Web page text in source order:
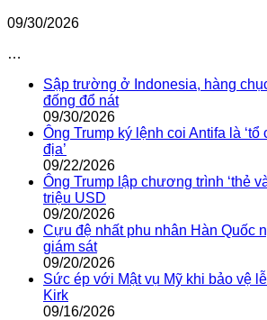
09/30/2026
…
Sập trường ở Indonesia, hàng
đống đổ nát
09/30/2026
Ông Trump ký lệnh coi Antifa là
địa’
09/22/2026
Ông Trump lập chương trình ‘thẻ
triệu USD
09/20/2026
Cựu đệ nhất phu nhân Hàn Quốc
giám sát
09/20/2026
Sức ép với Mật vụ Mỹ khi bảo vệ
Kirk
09/16/2026